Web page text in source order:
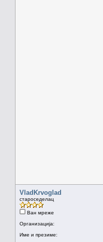
VladKrvoglad
староседелац
Ван мреже
Организација:
Име и презиме: